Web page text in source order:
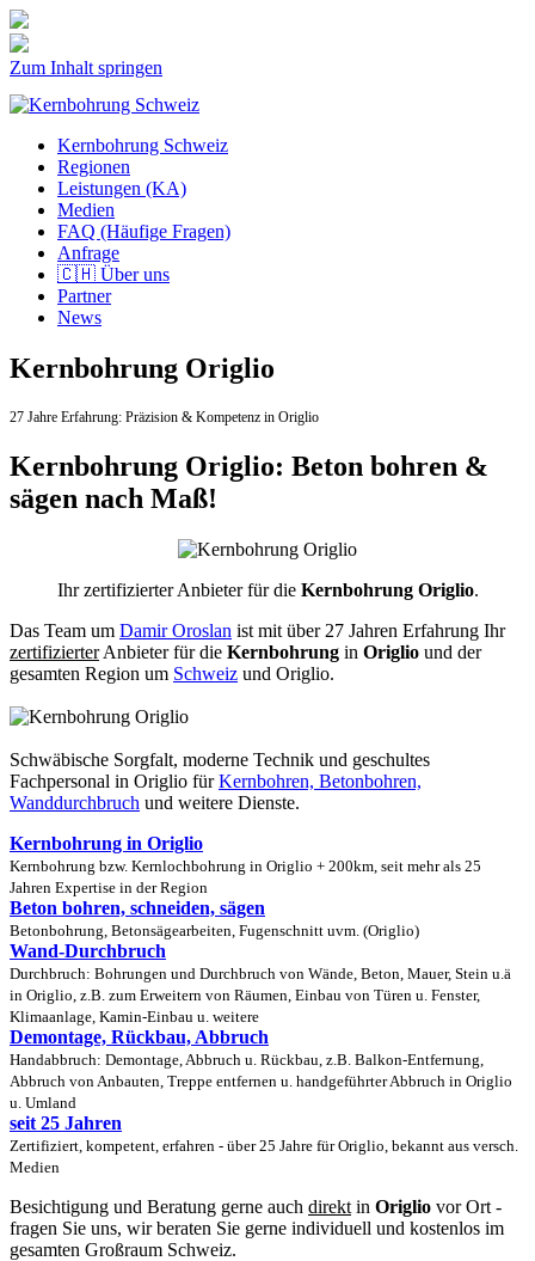
Zum Inhalt springen
Kernbohrung Schweiz
Regionen
Leistungen (KA)
Medien
FAQ (Häufige Fragen)
Anfrage
🇨🇭 Über uns
Partner
News
Kernbohrung Origlio
27 Jahre Erfahrung: Präzision & Kompetenz in Origlio
Kernbohrung Origlio: Beton bohren &
sägen nach Maß!
Ihr zertifizierter Anbieter für die Kernbohrung Origlio.
Das Team um Damir Oroslan ist mit über 27 Jahren Erfahrung Ihr
zertifizierterAnbieter für die Kernbohrung in Origlio und der
gesamten Region um Schweiz und Origlio.
Schwäbische Sorgfalt, moderne Technik und geschultes
Fachpersonal in Origlio fürKernbohren, Betonbohren,
Wanddurchbruch und weitere Dienste.
Kernbohrung in Origlio
Kernbohrung bzw. Kernlochbohrung in Origlio + 200km, seit mehr als 25
Jahren Expertise in der Region
Beton bohren, schneiden, sägen
Betonbohrung, Betonsägearbeiten, Fugenschnitt uvm. (Origlio)
Wand-Durchbruch
Durchbruch: Bohrungen und Durchbruch von Wände, Beton, Mauer, Stein u.ä
in Origlio, z.B. zum Erweitern von Räumen, Einbau von Türen u. Fenster,
Klimaanlage, Kamin-Einbau u. weitere
Demontage, Rückbau, Abbruch
Handabbruch: Demontage, Abbruch u. Rückbau, z.B. Balkon-Entfernung,
Abbruch von Anbauten, Treppe entfernen u. handgeführter Abbruch in Origlio
u. Umland
seit 25 Jahren
Zertifiziert, kompetent, erfahren - über 25 Jahre für Origlio, bekannt aus versch.
Medien
Besichtigung und Beratung gerne auch direkt in Origlio vor Ort -
fragen Sie uns, wir beraten Sie gerne individuell und kostenlos im
gesamten Großraum Schweiz.